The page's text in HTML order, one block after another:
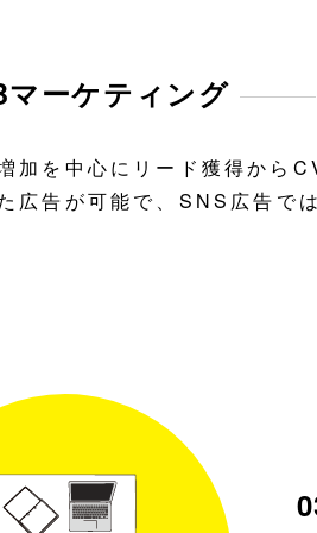
ーケティング
加を中心にリード獲得から
広告が可能で、SNS広告で